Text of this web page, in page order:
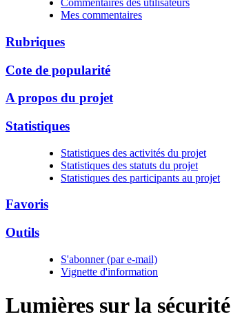
Commentaires des utilisateurs
Mes commentaires
Rubriques
Cote de popularité
A propos du projet
Statistiques
Statistiques des activités du projet
Statistiques des statuts du projet
Statistiques des participants au projet
Favoris
Outils
S'abonner (par e-mail)
Vignette d'information
Lumières sur la sécurité